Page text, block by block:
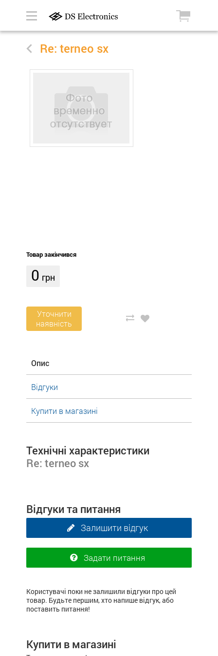
Re: terneo sx
Товар закінчився
0 грн
Уточнити
наявність
Опис
Відгуки
Купити в магазині
Технічні характеристики
Re: terneo sx
Відгуки та питання
Залишити відгук
Задати питання
Користувачі поки не залишили відгуки про цей
товар. Будьте першим, хто напише відгук, або
поставить питання!
Купити в магазині